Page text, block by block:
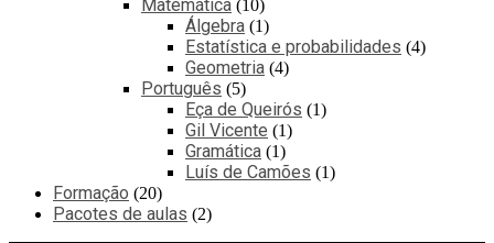
Matemática 10
Álgebra 1
Estatística e probabilidades 4
Geometria 4
Português 5
Eça de Queirós 1
Gil Vicente 1
Gramática 1
Luís de Camões 1
Formação 20
Pacotes de aulas 2